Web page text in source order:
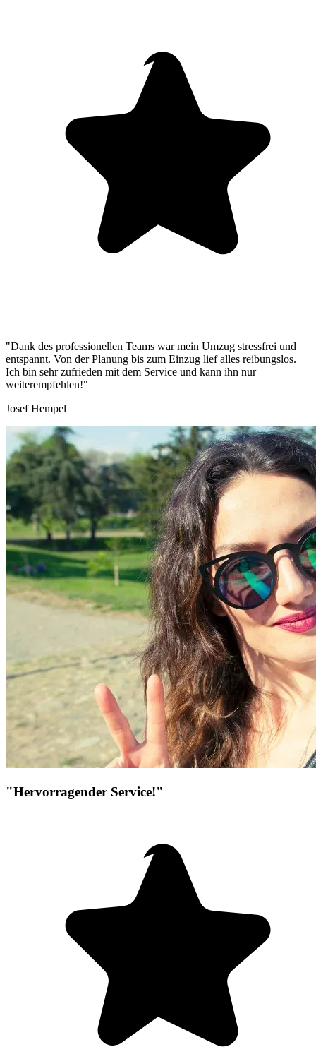
"Dank des professionellen Teams war mein Umzug stressfrei und
entspannt. Von der Planung bis zum Einzug lief alles reibungslos.
Ich bin sehr zufrieden mit dem Service und kann ihn nur
weiterempfehlen!"
Josef Hempel
"Hervorragender Service!"